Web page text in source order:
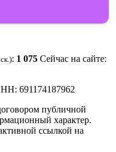
: 1 075 Сейчас на сайте:
691174187962
публичной
характер.
ссылкой на